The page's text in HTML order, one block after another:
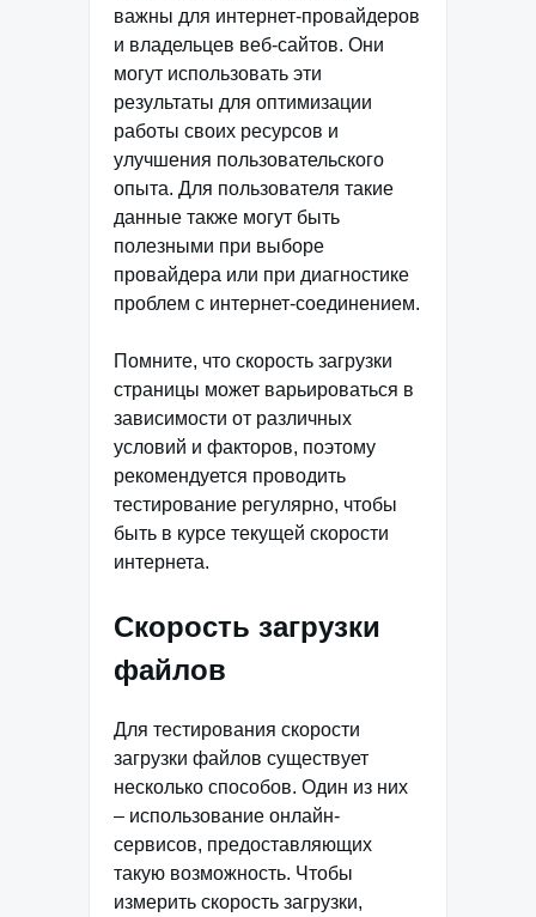
важны для интернет-провайдеров
и владельцев веб-сайтов. Они
могут использовать эти
результаты для оптимизации
работы своих ресурсов и
улучшения пользовательского
опыта. Для пользователя такие
данные также могут быть
полезными при выборе
провайдера или при диагностике
проблем с интернет-соединением.
Помните, что скорость загрузки
страницы может варьироваться в
зависимости от различных
условий и факторов, поэтому
рекомендуется проводить
тестирование регулярно, чтобы
быть в курсе текущей скорости
интернета.
Скорость загрузки
файлов
Для тестирования скорости
загрузки файлов существует
несколько способов. Один из них
– использование онлайн-
сервисов, предоставляющих
такую возможность. Чтобы
измерить скорость загрузки,